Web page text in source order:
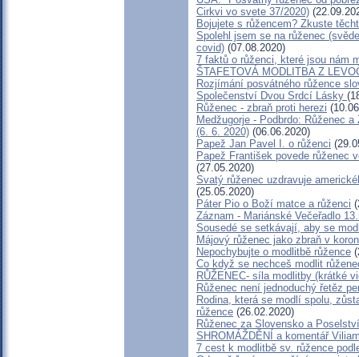
Cirkvi vo svete 37/2020)
Bojujete s růžencem? Zkuste
Spolehl jsem se na růženec
covid) (07.08.2020)
7 faktů o růženci, které jsou nám
ŠTAFETOVÁ MODLITBA Z
Rozjímání posvátného růžence
Společenství Dvou Srdcí Lásky
Růženec - zbraň proti herezi
Medžugorje - Podbrdo: Růženec
(6. 6. 2020) (06.06.2020)
Papež Jan Pavel I. o růženci
Papež František povede růženec
(27.05.2020)
Svatý růženec uzdravuje
(25.05.2020)
Páter Pio o Boží matce a růženci
Záznam - Mariánské Večeřadlo
Sousedé se setkávají, aby se
Májový růženec jako zbraň v
Nepochybujte o modlitbě růžence
Co když se nechceš modlit
RŮŽENEC- síla modlitby (krátké
Růženec není jednoduchý řetěz
Rodina, která se modlí spolu,
růžence (26.02.2020)
Růženec za Slovensko a
SHROMÁŽDĚNÍ a komentář
7 cest k modlitbě sv. růžence